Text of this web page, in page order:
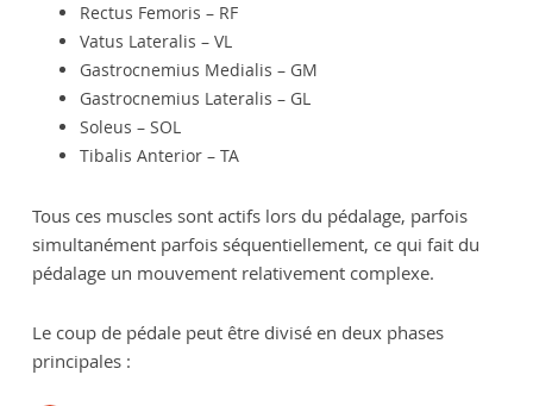
Rectus Femoris – RF
Vatus Lateralis – VL
Gastrocnemius Medialis – GM
Gastrocnemius Lateralis – GL
Soleus – SOL
Tibalis Anterior – TA
Tous ces muscles sont actifs lors du pédalage, parfois
simultanément parfois séquentiellement, ce qui fait du
pédalage un mouvement relativement complexe.
Le coup de pédale peut être divisé en deux phases
principales :